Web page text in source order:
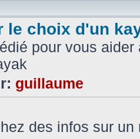
le choix d'un
pour vous
guillaume
des infos sur